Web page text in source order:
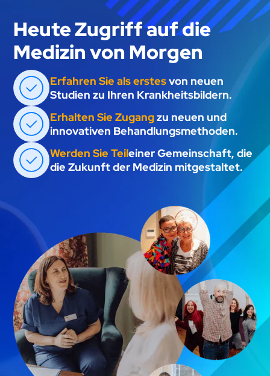
Heute Zugriff auf die
Medizin von Morgen
Erfahren Sie als erstesvon neuen
Studien zu Ihren Krankheitsbildern.
Erhalten Sie Zugangzu neuen und
innovativen Behandlungsmethoden.
Werden Sie Teileiner Gemeinschaft, die
die Zukunft der Medizin mitgestaltet.